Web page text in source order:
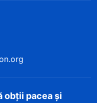
obții pacea și